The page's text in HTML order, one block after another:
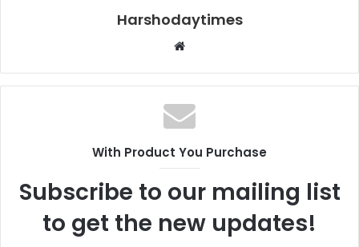
Harshodaytimes
Website
With Product You Purchase
Subscribe to our mailing list
to get the new updates!